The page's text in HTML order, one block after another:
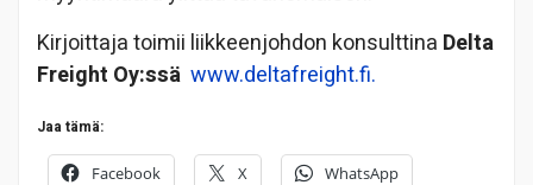
Kirjoittaja toimii liikkeenjohdon konsulttina Delta
Freight Oy:ssä www.deltafreight.fi.
Jaa tämä:
Facebook X WhatsApp